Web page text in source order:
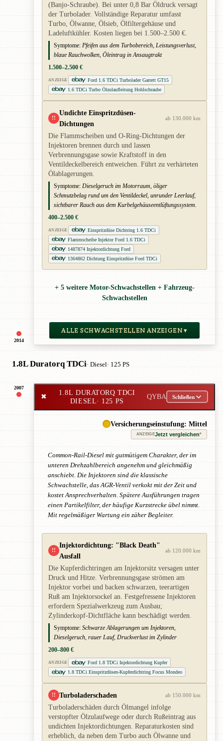
2014
(Banjo-Schraube). Bei unter 0,8 Bar Öldruck versagt
der Turbolader. Vollständige Reparatur umfasst
Turbo, Ölwanne, Ölsieb, Ölfiltergehäuse und
Ladeluftkühler. Kosten liegen bei 1.500–2.500 €.
Symptome: Pfeifen aus dem Turbobereich, Leistungsverlust,
blaue Rauchwolken, Öleintrag in Ansaugtrakt
1.500–2.500 €
ANZEIGE
Ford 1.6 TDCi Turbolader Garrett GT15
1.6 TDCi Turbo Ölzulaufleitung Hohlschraube
!!
Undichte Einspritzdüsen-
Dichtungen
ab 130.000 km
Die Flammscheiben und O-Ring-Dichtungen der
Injektoren brennen durch und lassen
Verbrennungsgase sowie Kraftstoff in den
Ventildeckelbereich entweichen. Führt zu verhärteten
Ölablagerungen.
Symptome: Dieselgeruch im Motorraum, öliger
Schmutzbelag rund um den Ventildeckel, unrunder Leerlauf,
sichtbarer Rauch aus dem Kurbelgehäuseentlüftungssystem.
400–2.500 €
ANZEIGE
Einspritzdüse Dichtring 1.6 TDCi
Flammscheibe Injektor Ford 1.6 TDCi
1487874 Injektordichtung Ford
1364862 Dichtung Einspritzdüse Ford TDCi
+ 5 weitere Motor-Schwachstellen + Fahrzeug-
Schwachstellen
ALLE SCHWACHSTELLEN ANZEIGEN ▾
1.8L Duratorq TDCi· Diesel· 125 PS
2007
✖
1.8L DURATORQ TDCI
DIESEL· 125 PS
QYBA Schließen
Versicherungseinstufung: Mittel
ANZEIGEJetzt vergleichen*
Common-Rail-Diesel mit gutmütigem Charakter, der im
unteren Drehzahlbereich angenehm und gleichmäßig
anschiebt. Die Injektoren sind die klassische
Schwachstelle, das AGR-Ventil verkokt mit der Zeit und
kostet Ansprechverhalten. Spätere Ausführungen tragen
einen Partikelfilter, der häufige Kurzstrecke übel nimmt.
Mit regelmäßiger Wartung ein zäher Begleiter.
!!
Injektordichtung: "Black Death"
Ausfall
ab 120.000 km
Die Kupferdichtringen am Injektorsitz versagen unter
Druck und Hitze. Verbrennungsgase strömen am
Injektor vorbei und backen schwarzen, teerartigen
Ruß am Injektorsockel an. Festgefressene Injektoren
erfordern Spezialwerkzeug zum Ausbau;
Zylinderkopf-Dichtfläche kann beschädigt werden.
Symptome: Schwarze Ablagerungen um Injektoren,
Dieselgeruch, rauer Lauf, Druckverlust im Zylinder
200–800 €
ANZEIGE
Ford 1.8 TDCi Injektordichtung Kupfer
1.8 TDCi Einspritzdüsen-Kupferdichtring Focus Mondeo
!! Turboladerschaden ab 150.000 km
Turboladerschäden durch Ölmangel infolge
verstopfter Ölzulaufwege oder durch Rußeintrag aus
undichten Injektordichtungen. Reparaturkosten sind
erheblich, da neben dem Turbo auch Ölwanne und